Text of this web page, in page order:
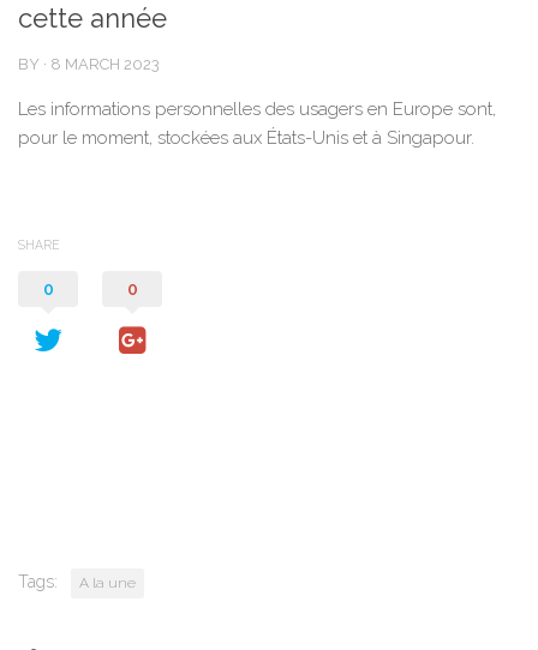
cette année
BY · 8 MARCH 2023
Les informations personnelles des usagers en Europe sont,
pour le moment, stockées aux États-Unis et à Singapour.
SHARE
0 0
Tags: A la une